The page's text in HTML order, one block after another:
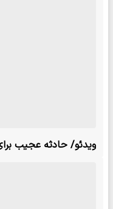
ویدئو/ حادثه عجیب